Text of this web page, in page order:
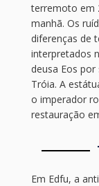
terremoto em
manhã. Os
diferenças de
interpretados
deusa Eos
Tróia. A
o imperador
restauração
Em Edfu, a